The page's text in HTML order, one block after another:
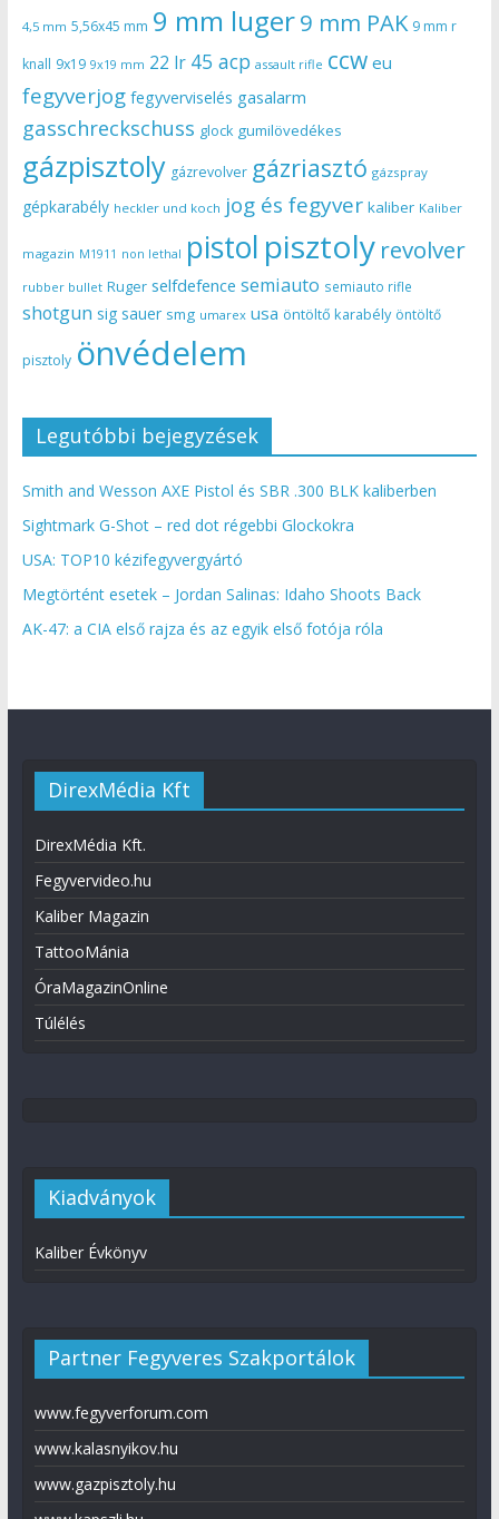
4,5 mm 5,56x45 mm 9 mm luger9 mm PAK 9 mm r
knall 9x19 9x19 mm 22 lr 45 acp assault rifle ccw eu
fegyverjog fegyverviselés gasalarm
gasschreckschuss glock gumilövedékes
gázpisztoly gázrevolver gázriasztó gázspray
gépkarabély heckler und koch jog és fegyver kaliber Kaliber
magazin M1911 non lethal pistol pisztoly revolver
rubber bullet Ruger selfdefence semiauto semiauto rifle
shotgun sig sauer smg umarex usa öntöltő karabély öntöltő
pisztoly önvédelem
Legutóbbi bejegyzések
Smith and Wesson AXE Pistol és SBR .300 BLK kaliberben
Sightmark G-Shot – red dot régebbi Glockokra
USA: TOP10 kézifegyvergyártó
Megtörtént esetek – Jordan Salinas: Idaho Shoots Back
AK-47: a CIA első rajza és az egyik első fotója róla
DirexMédia Kft
DirexMédia Kft.
Fegyvervideo.hu
Kaliber Magazin
TattooMánia
ÓraMagazinOnline
Túlélés
Kiadványok
Kaliber Évkönyv
Partner Fegyveres Szakportálok
www.fegyverforum.com
www.kalasnyikov.hu
www.gazpisztoly.hu